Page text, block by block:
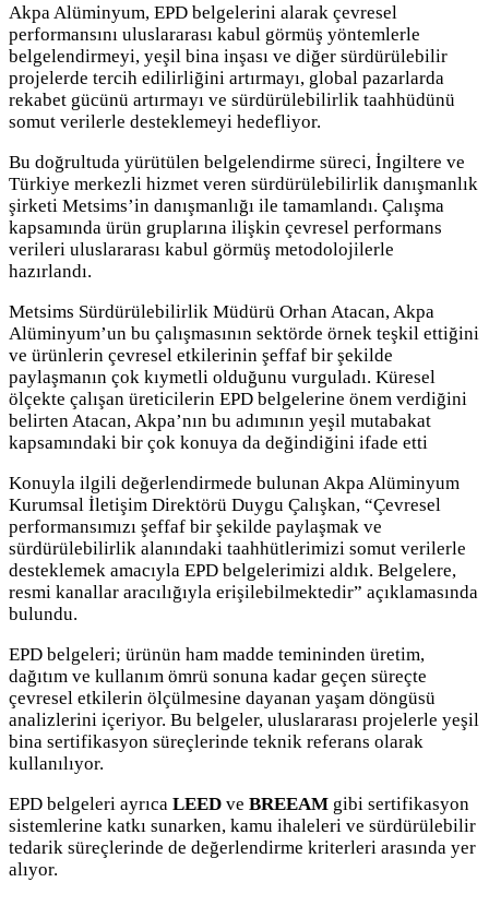
Akpa Alüminyum, EPD belgelerini alarak çevresel
performansını uluslararası kabul görmüş yöntemlerle
belgelendirmeyi, yeşil bina inşası ve diğer sürdürülebilir
projelerde tercih edilirliğini artırmayı, global pazarlarda
rekabet gücünü artırmayı ve sürdürülebilirlik taahhüdünü
somut verilerle desteklemeyi hedefliyor.
Bu doğrultuda yürütülen belgelendirme süreci, İngiltere ve
Türkiye merkezli hizmet veren sürdürülebilirlik danışmanlık
şirketi Metsims’in danışmanlığı ile tamamlandı. Çalışma
kapsamında ürün gruplarına ilişkin çevresel performans
verileri uluslararası kabul görmüş metodolojilerle
hazırlandı.
Metsims Sürdürülebilirlik Müdürü Orhan Atacan, Akpa
Alüminyum’un bu çalışmasının sektörde örnek teşkil ettiğini
ve ürünlerin çevresel etkilerinin şeffaf bir şekilde
paylaşmanın çok kıymetli olduğunu vurguladı. Küresel
ölçekte çalışan üreticilerin EPD belgelerine önem verdiğini
belirten Atacan, Akpa’nın bu adımının yeşil mutabakat
kapsamındaki bir çok konuya da değindiğini ifade etti
Konuyla ilgili değerlendirmede bulunan Akpa Alüminyum
Kurumsal İletişim Direktörü Duygu Çalışkan, “Çevresel
performansımızı şeffaf bir şekilde paylaşmak ve
sürdürülebilirlik alanındaki taahhütlerimizi somut verilerle
desteklemek amacıyla EPD belgelerimizi aldık. Belgelere,
resmi kanallar aracılığıyla erişilebilmektedir” açıklamasında
bulundu.
EPD belgeleri; ürünün ham madde temininden üretim,
dağıtım ve kullanım ömrü sonuna kadar geçen süreçte
çevresel etkilerin ölçülmesine dayanan yaşam döngüsü
analizlerini içeriyor. Bu belgeler, uluslararası projelerle yeşil
bina sertifikasyon süreçlerinde teknik referans olarak
kullanılıyor.
EPD belgeleri ayrıca LEED ve BREEAM gibi sertifikasyon
sistemlerine katkı sunarken, kamu ihaleleri ve sürdürülebilir
tedarik süreçlerinde de değerlendirme kriterleri arasında yer
alıyor.